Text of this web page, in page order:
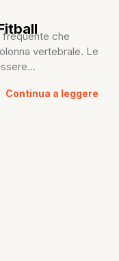
frequente che
vertebrale. Le
Continua a leggere